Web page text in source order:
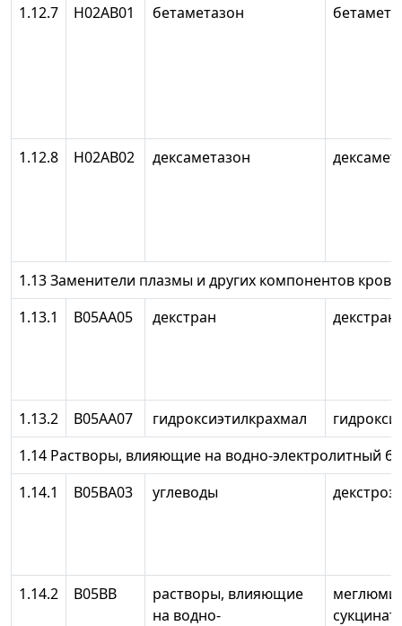
1.12.7 Н02АВ01 бетаметазон
1.12.8 Н02АВ02 дексаметазон
1.13 Заменители плазмы и других компонентов крови
1.13.1
В05АА05 декстран декстран
1.13.2 В05АА07 гидроксиэтилкрахмал
1.14 Растворы, влияющие на водно-электролитный
1.14.1
В05ВА03 углеводы
1.14.2 В05ВВ
растворы, влияющие
на водно-
сукцинат